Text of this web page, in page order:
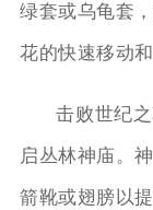
绿套或乌龟套
花的快速移动
击败世纪
启丛林神庙。
箭靴或翅膀以